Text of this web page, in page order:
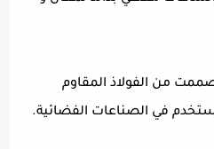
صممت من الفولاذ المقاوم
في الصناعات الفضائية.